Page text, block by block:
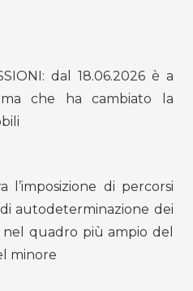
dal 18.06.2026 è a
che ha cambiato la
l’imposizione di percorsi
autodeterminazione dei
quadro più ampio del
minore